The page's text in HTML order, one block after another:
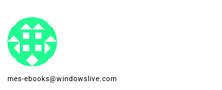
mes-ebooks@windowslive.com